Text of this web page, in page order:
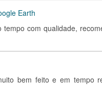
Earth
com qualidade,
bem feito e em tempo